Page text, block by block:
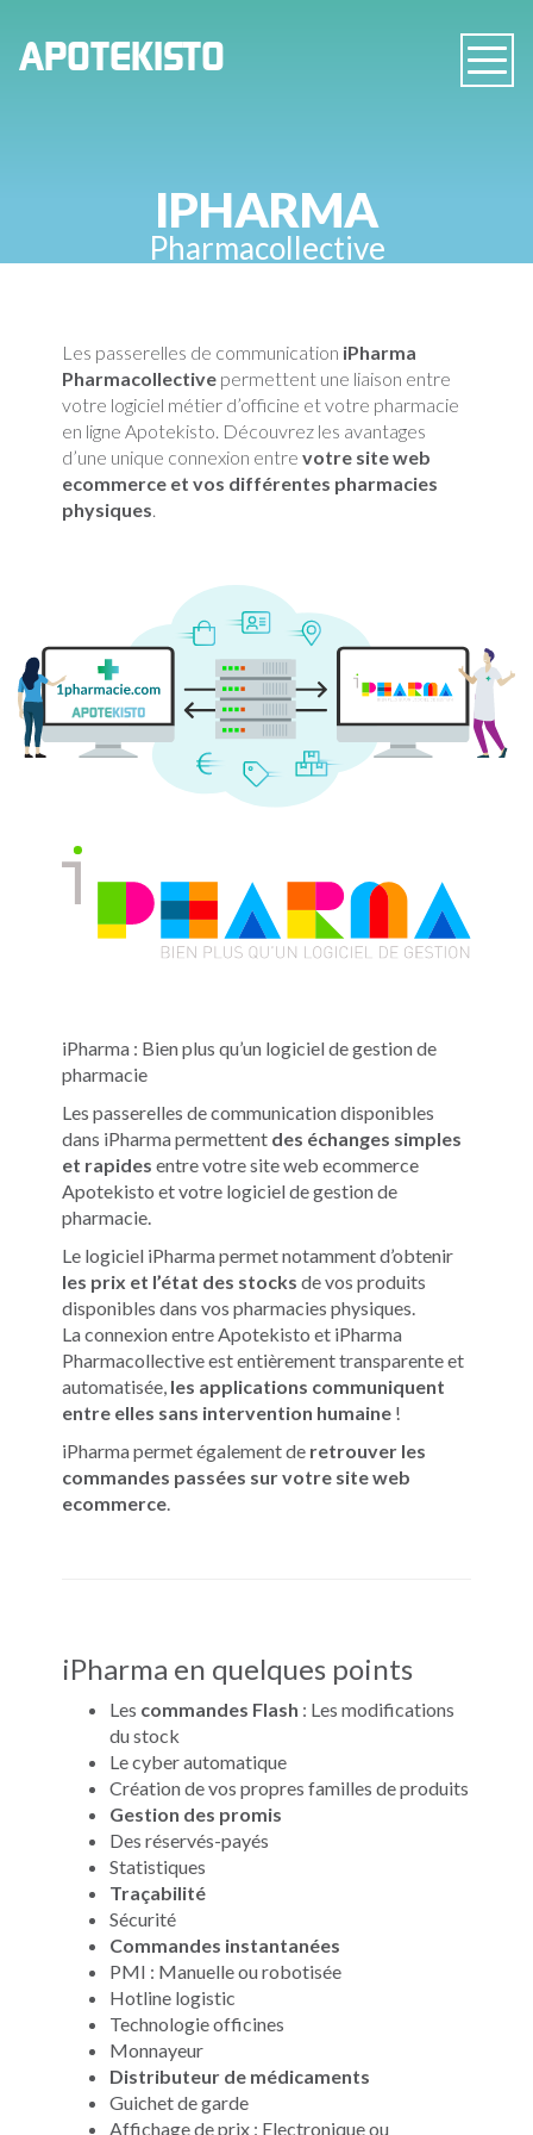
APOTEKISTO
IPHARMA
Pharmacollective
Les passerelles de communication iPharma
Pharmacollective permettent une liaison entre
votre logiciel métier d’officine et votre pharmacie
en ligne Apotekisto. Découvrez les avantages
d’une unique connexion entrevotre site web
ecommerce et vos différentes pharmacies
physiques.
iPharma : Bien plus qu’un logiciel de gestion de
pharmacie
Les passerelles de communication disponibles
dans iPharma permettent des échanges simples
et rapides entre votre site web ecommerce
Apotekisto et votre logiciel de gestion de
pharmacie.
Le logiciel iPharma permet notamment d’obtenir
les prix et l’état des stocks de vos produits
disponibles dans vos pharmacies physiques.
La connexion entre Apotekisto et iPharma
Pharmacollective est entièrement transparente et
automatisée, les applications communiquent
entre elles sans intervention humaine !
iPharma permet également de retrouver les
commandes passées sur votre site web
ecommerce.
iPharma en quelques points
Les commandes Flash : Les modifications
du stock
Le cyber automatique
Création de vos propres familles de produits
Gestion des promis
Des réservés-payés
Statistiques
Traçabilité
Sécurité
Commandes instantanées
PMI : Manuelle ou robotisée
Hotline logistic
Technologie officines
Monnayeur
Distributeur de médicaments
Guichet de garde
Affichage de prix : Electronique ou